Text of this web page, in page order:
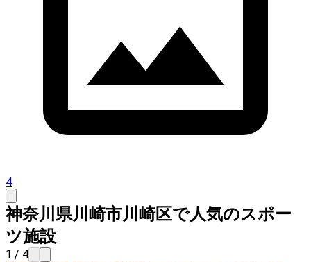
4
神奈川県川崎市川崎区で人気のスポー
ツ施設
1 / 4